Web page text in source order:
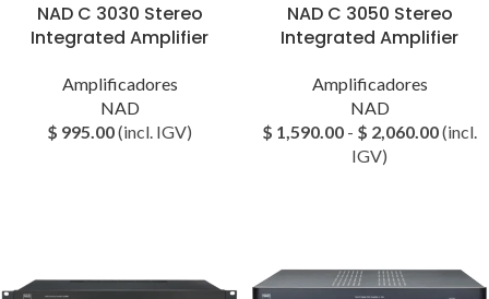
NAD C 3030 Stereo
Integrated Amplifier
Amplificadores
NAD
$ 995.00(incl. IGV)
NAD C 3050 Stereo
Integrated Amplifier
Amplificadores
NAD
$ 1,590.00 - $ 2,060.00(incl.
IGV)